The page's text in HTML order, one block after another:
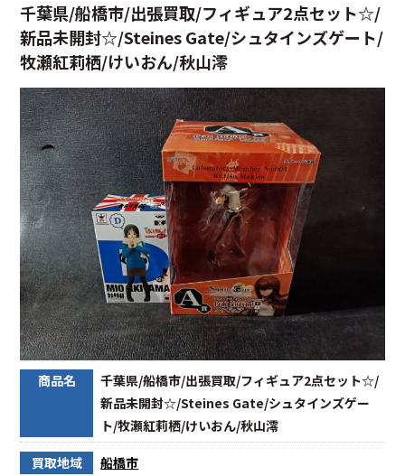
千葉県/船橋市/出張買取/フィギュア2点セット☆/
新品未開封☆/Steines Gate/シュタインズゲート/
牧瀬紅莉栖/けいおん/秋山澪
商品名
千葉県/船橋市/出張買取/フィギュア2点セット☆/
新品未開封☆/Steines Gate/シュタインズゲー
ト/牧瀬紅莉栖/けいおん/秋山澪
買取地域 船橋市